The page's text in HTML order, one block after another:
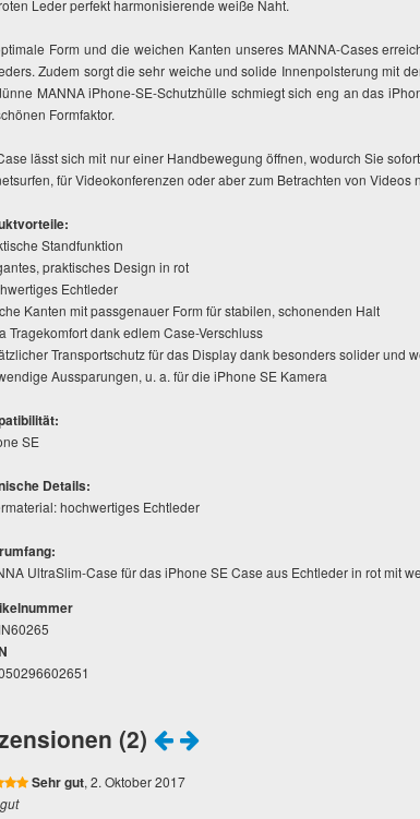
Leder perfekt harmonisierende weiße Naht.
Form und die weichen Kanten unseres MANNA-Cases
Zudem sorgt die sehr weiche und solide Innenpolsterung mit
MANNA iPhone-SE-Schutzhülle schmiegt sich eng an das
Formfaktor.
lässt sich mit nur einer Handbewegung öffnen, wodurch Sie
für Videokonferenzen oder aber zum Betrachten von Videos
Standfunktion
praktisches Design in rot
Echtleder
Kanten mit passgenauer Form für stabilen, schonenden Halt
Tragekomfort dank edlem Case-Verschluss
Transportschutz für das Display dank besonders solider und
Aussparungen, u. a. für die iPhone SE Kamera
SE
Details:
hochwertiges Echtleder
UltraSlim-Case für das iPhone SE Case aus Echtleder in rot mit
(2)
Sehr gut, 2. Oktober 2017